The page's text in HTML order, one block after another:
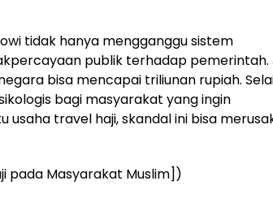
tidak hanya mengganggu sistem
publik terhadap pemerintah.
bisa mencapai triliunan rupiah.
bagi masyarakat yang ingin
usaha travel haji, skandal ini bisa
pada Masyarakat Muslim])